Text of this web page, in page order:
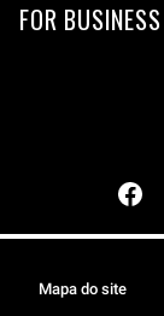
FOR BUSINESS
Mapa do site